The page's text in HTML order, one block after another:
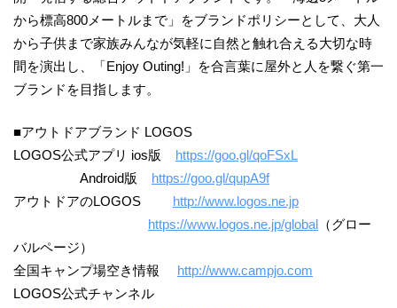
から標高800メートルまで」をブランドポリシーとして、大人
から子供まで家族みんなが気軽に自然と触れ合える大切な時
間を演出し、「Enjoy Outing!」を合言葉に屋外と人を繋ぐ第一
ブランドを目指します。
■アウトドアブランド LOGOS
LOGOS公式アプリ ios版 https://goo.gl/qoFSxL
Android版 https://goo.gl/qupA9f
アウトドアのLOGOS http://www.logos.ne.jp
https://www.logos.ne.jp/global （グロー
バルページ）
全国キャンプ場空き情報 http://www.campjo.com
LOGOS公式チャンネル